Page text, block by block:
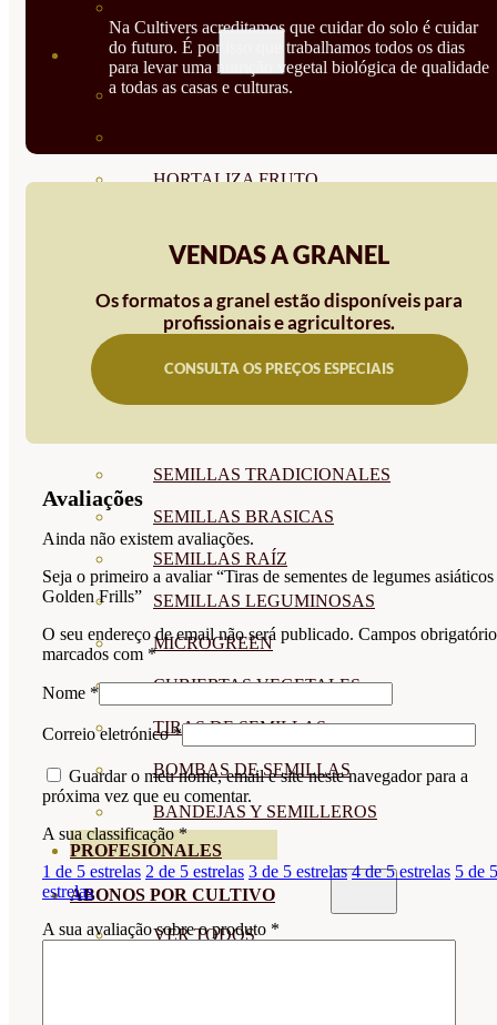
SEMILLAS
VER TODAS
HORTALIZA FRUTO
SEMILLAS AROMÁTICAS
SEMILLAS TRADICIONALES
SEMILLAS BRASICAS
SEMILLAS RAÍZ
SEMILLAS LEGUMINOSAS
MICROGREEN
CUBIERTAS VEGETALES
TIRAS DE SEMILLAS
BOMBAS DE SEMILLAS
BANDEJAS Y SEMILLEROS
PROFESIONALES
ABONOS POR CULTIVO
VER TODOS
Na Cultivers acreditamos que cuidar do solo é cuidar
do futuro. É por isso que trabalhamos todos os dias
para levar uma nutrição vegetal biológica de qualidade
a todas as casas e culturas.
VENDAS A GRANEL
Os formatos a granel estão disponíveis para
profissionais e agricultores.
CONSULTA OS PREÇOS ESPECIAIS
Avaliações
Ainda não existem avaliações.
Seja o primeiro a avaliar “Tiras de sementes de legumes asiáticos
Golden Frills”
O seu endereço de email não será publicado. Campos
marcados com *
Nome *
Correio eletrónico*
Guardar o meu nome, email e site neste navegador para a
próxima vez que eu comentar.
A sua classificação*
1 de 5 estrelas 2 de 5 estrelas 3 de 5 estrelas 4 de 5 estrelas 5 de 5
estrelas
A sua avaliação sobre o produto *